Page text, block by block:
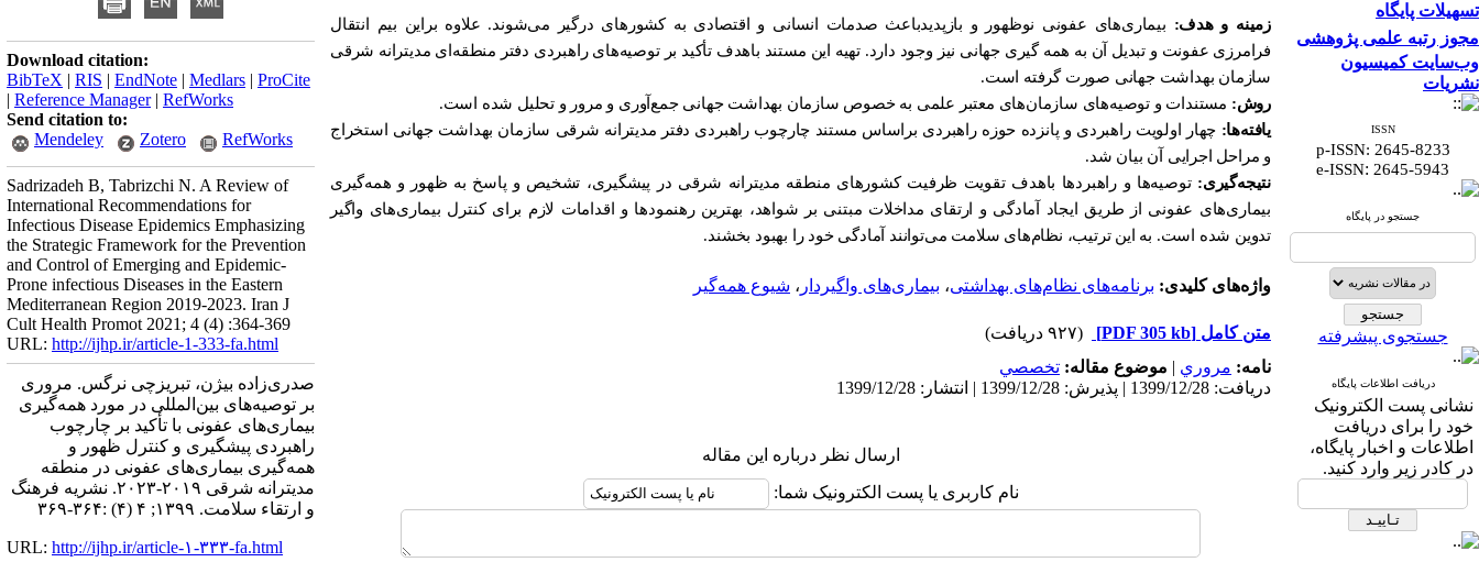
تسهیلات پایگاه
مجوز رتبه علمی پژوهشی
وب‌سایت کمیسیون
نشریات
ISSN
p-ISSN: 2645-8233
e-ISSN: 2645-5943
جستجو در پایگاه
جستجوی پیشرفته
دریافت اطلاعات پایگاه
نشانی پست الکترونیک
خود را برای دریافت
اطلاعات و اخبار پایگاه،
در کادر زیر وارد کنید.
زمینه و هدف: بیماری‌های عفونی نوظهور و بازپدیدباعث صدمات انسانی و اقتصادی به کشورهای در‌گیر می‌شوند. علاوه براین بیم انتقال
فرامرزی عفونت و تبدیل آن به همه ‌گیری جهانی نیز وجود دارد. تهیه این مستند باهدف تأکید بر توصیه‌های راهبردی دفتر منطقه‌ای مدیترانه شرقی
سازمان بهداشت جهانی صورت گرفته است.
روش: مستندات و توصیه‌های سازمان‌های معتبر علمی به خصوص سازمان بهداشت جهانی جمع‌آوری و مرور و تحلیل شده است.
یافته‌ها: چهار اولویت راهبردی و پانزده حوزه راهبردی براساس مستند چارچوب راهبردی دفتر مدیترانه شرقی سازمان بهداشت جهانی استخراج
و مراحل اجرایی آن بیان شد.
نتیجه‌‌گیری: توصیه‌ها و راهبردها باهدف تقویت ظرفیت کشورهای منطقه مدیترانه شرقی در پیشگیری، تشخیص و پاسخ به ظهور و همه‌‌گیری
بیماری‌های عفونی از طریق ایجاد آمادگی و ارتقای مداخلات مبتنی بر شواهد، بهترین رهنمودها و اقدامات لازم برای کنترل بیماری‌های وا‌گیر
تدوین شده است. به این ترتیب، نظام‌های سلامت می‌توانند آمادگی خود را بهبود بخشند.
واژه‌های کلیدی: برنامه‌های نظام‌های بهداشتی، بیماری‌های واگیردار ، شیوع همه‌گیر
متن کامل [PDF 305 kb]
(۹۲۷ دریافت)
نامه: مروري | موضوع مقاله: تخصصي
دریافت: 1399/12/28 | پذیرش: 1399/12/28 | انتشار: 1399/12/28
ارسال نظر درباره این مقاله
نام کاربری یا پست الکترونیک شما:
Download citation:
BibTeX | RIS | EndNote | Medlars | ProCite
| Reference Manager| RefWorks
Send citation to:
Mendeley
Zotero RefWorks
Sadrizadeh B, Tabrizchi N. A Review of
International Recommendations for
Infectious Disease Epidemics Emphasizing
the Strategic Framework for the Prevention
and Control of Emerging and Epidemic-
Prone infectious Diseases in the Eastern
Mediterranean Region 2019-2023. Iran J
Cult Health Promot 2021; 4 (4) :364-369
URL: http://ijhp.ir/article-1-333-fa.html
صدری‌زاده بیژن، تبریزچی نرگس. مروری
بر توصیه‌های بین‌المللی در مورد همه‌‌گیری
بیماری‌های عفونی با تأکید بر چارچوب
راهبردی پیشگیری و کنترل ظهور و
همه‌‌گیری بیماری‌های عفونی در منطقه
مدیترانه شرقی ۲۰۱۹-۲۰۲۳. نشريه فرهنگ
و ارتقاء سلامت. ۱۳۹۹; ۴ (۴) :۳۶۴-۳۶۹
URL: http://ijhp.ir/article-۱-۳۳۳-fa.html